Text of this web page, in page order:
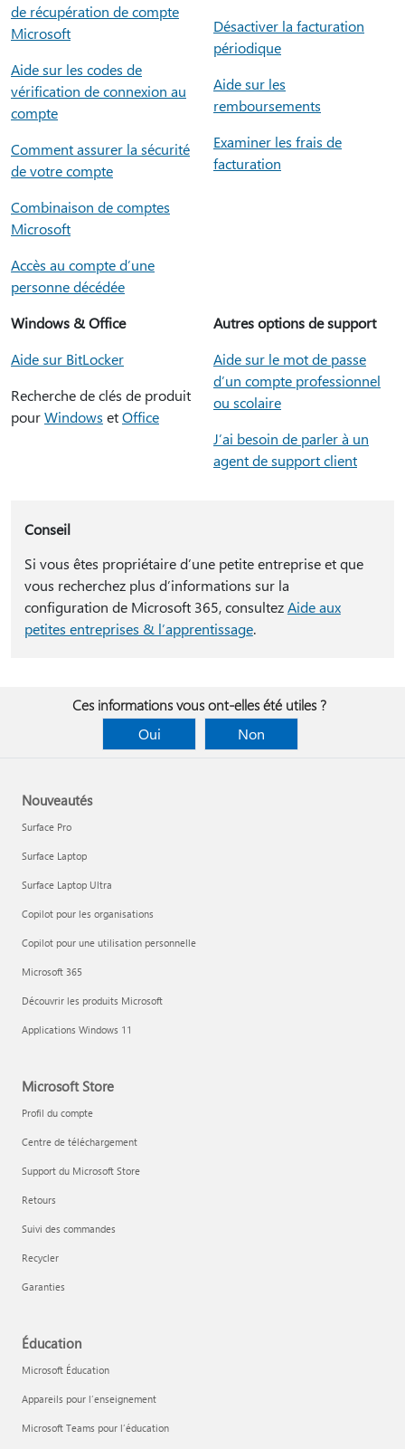
de récupération de compte
Microsoft
Aide sur les codes de
vérification de connexion au
compte
Comment assurer la sécurité
de votre compte
Combinaison de comptes
Microsoft
Accès au compte d’une
personne décédée
Désactiver la facturation
périodique
Aide sur les
remboursements
Examiner les frais de
facturation
Windows & Office
Aide sur BitLocker
Recherche de clés de produit
pourWindows etOffice
Autres options de support
Aide sur le mot de passe
d’un compte professionnel
ou scolaire
J’ai besoin de parler à un
agent de support client
Conseil
Si vous êtes propriétaire d’une petite entreprise et que
vous recherchez plus d’informations sur la
configuration de Microsoft 365, consultezAide aux
petites entreprises & l’apprentissage.
Ces informations vous ont-elles été utiles ?
Oui
Non
Nouveautés
Surface Pro
Surface Laptop
Surface Laptop Ultra
Copilot pour les organisations
Copilot pour une utilisation personnelle
Microsoft 365
Découvrir les produits Microsoft
Applications Windows 11
Microsoft Store
Profil du compte
Centre de téléchargement
Support du Microsoft Store
Retours
Suivi des commandes
Recycler
Garanties
Éducation
Microsoft Éducation
Appareils pour l’enseignement
Microsoft Teams pour l’éducation